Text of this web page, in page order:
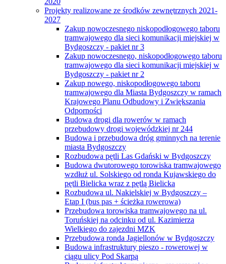
Projekty realizowane ze środków zewnętrznych 2021-
2027
Zakup nowoczesnego niskopodłogowego taboru
tramwajowego dla sieci komunikacji miejskiej w
Bydgoszczy - pakiet nr 3
Zakup nowoczesnego, niskopodłogowego taboru
tramwajowego dla sieci komunikacji miejskiej w
Bydgoszczy - pakiet nr 2
Zakup nowego, niskopodłogowego taboru
tramwajowego dla Miasta Bydgoszczy w ramach
Krajowego Planu Odbudowy i Zwiększania
Odporności
Budowa drogi dla rowerów w ramach
przebudowy drogi wojewódzkiej nr 244
Budowa i przebudowa dróg gminnych na terenie
miasta Bydgoszczy
Rozbudowa pętli Las Gdański w Bydgoszczy
Budowa dwutorowego torowiska tramwajowego
wzdłuż ul. Solskiego od ronda Kujawskiego do
pętli Bielicka wraz z pętlą Bielicka
Rozbudowa ul. Nakielskiej w Bydgoszczy –
Etap I (bus pas + ścieżka rowerowa)
Przebudowa torowiska tramwajowego na ul.
Toruńskiej na odcinku od ul. Kazimierza
Wielkiego do zajezdni MZK
Przebudowa ronda Jagiellonów w Bydgoszczy
Budowa infrastruktury pieszo - rowerowej w
ciągu ulicy Pod Skarpą